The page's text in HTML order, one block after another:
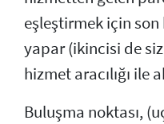
eşleştirmek için
yapar (ikincisi de
hizmet aracılığı ile
Buluşma noktası,